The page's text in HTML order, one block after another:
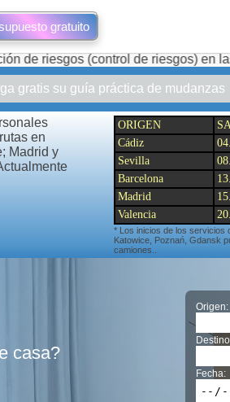
gratuito
de riesgos) en las mudanzas.
gratis su guía práctica de mudanzas
en
Madrid y
ORIGEN
Cádiz
Sevilla
Barcelona
Madrid
Valencia
* Los inicios de los servicios
Katowice, Poznań, Gdansk
camiones..
casa?
Origen:
Fecha: